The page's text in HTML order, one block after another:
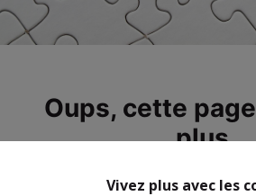
Vivez plus avec les
Oups, cette
plus